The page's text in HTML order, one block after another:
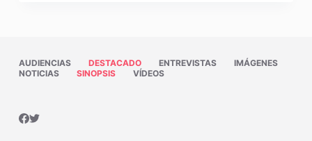
AUDIENCIAS DESTACADO ENTREVISTAS
IMÁGENES
NOTICIAS
SINOPSIS VÍDEOS